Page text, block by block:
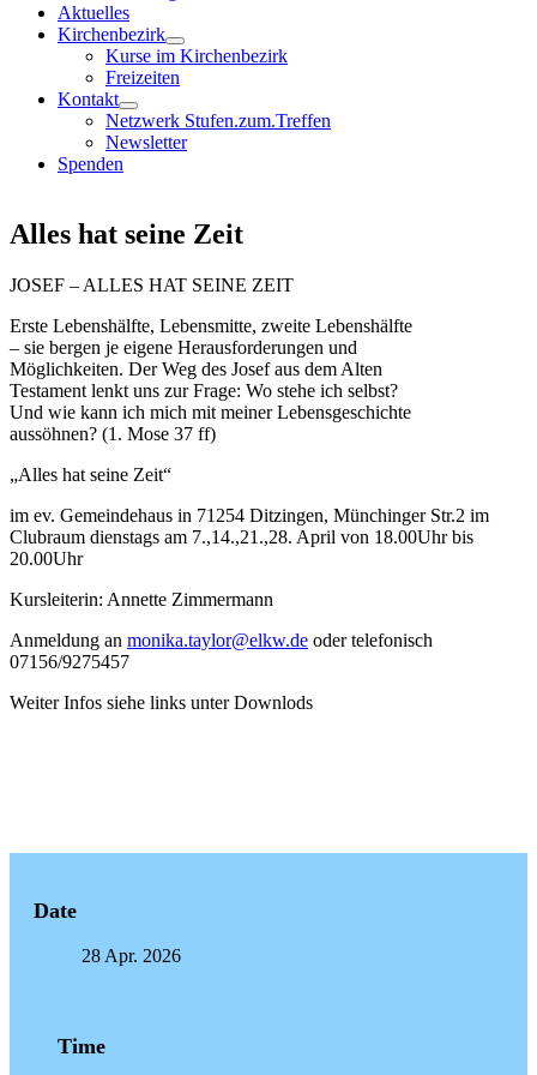
Aktuelles
Kirchenbezirk
Kurse im Kirchenbezirk
Freizeiten
Kontakt
Netzwerk Stufen.zum.Treffen
Newsletter
Spenden
Alles hat seine Zeit
JOSEF – ALLES HAT SEINE ZEIT
Erste Lebenshälfte, Lebensmitte, zweite Lebenshälfte
– sie bergen je eigene Herausforderungen und
Möglichkeiten. Der Weg des Josef aus dem Alten
Testament lenkt uns zur Frage: Wo stehe ich selbst?
Und wie kann ich mich mit meiner Lebensgeschichte
aussöhnen? (1. Mose 37 ff)
„Alles hat seine Zeit“
im ev. Gemeindehaus in 71254 Ditzingen, Münchinger Str.2 im
Clubraum dienstags am 7.,14.,21.,28. April von 18.00Uhr bis
20.00Uhr
Kursleiterin: Annette Zimmermann
Anmeldung an monika.taylor@elkw.de oder telefonisch
07156/9275457
Weiter Infos siehe links unter Downlods
Date
28 Apr. 2026
Time